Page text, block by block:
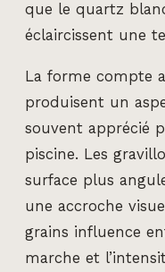
que le quartz
éclaircissent une
La forme compte
produisent un
souvent apprécié
piscine. Les
surface plus
une accroche
grains influence
marche et